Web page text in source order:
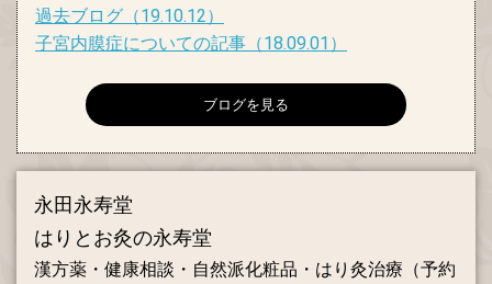
過去ブログ （19.10.12）
子宮内膜症についての記事 （18.09.01）
ブログを見る
永田永寿堂
はりとお灸の永寿堂
漢方薬・健康相談・自然派化粧品・はり灸治療（予約